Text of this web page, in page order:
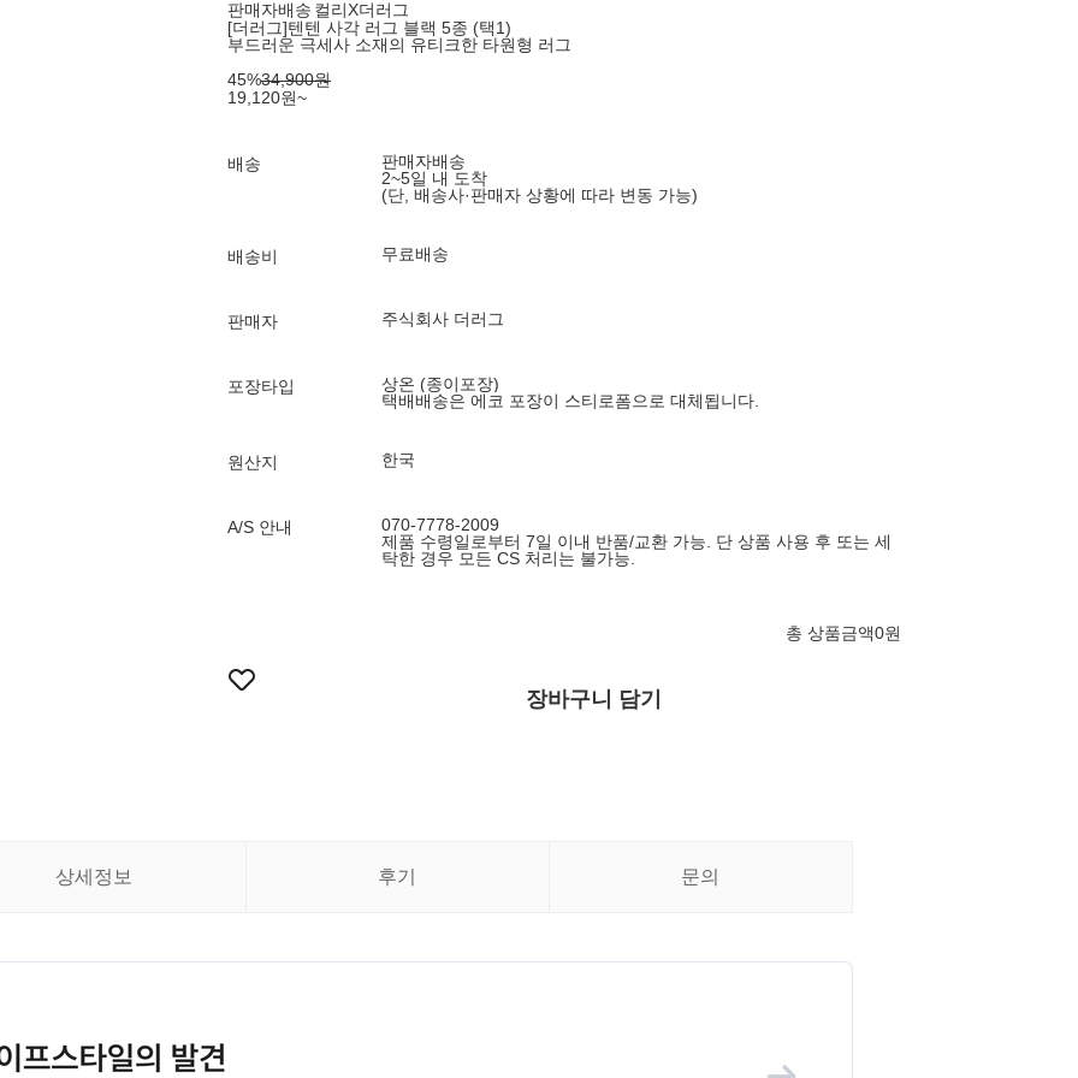
판매자배송 컬리X더러그
[더러그]텐텐 사각 러그 블랙 5종 (택1)
부드러운 극세사 소재의 유티크한 타원형 러그
45%34,900원
19,120원~
배송
판매자배송
2~5일 내 도착
(단, 배송사·판매자 상황에 따라 변동 가능)
배송비 무료배송
판매자 주식회사 더러그
포장타입
상온 (종이포장)
택배배송은 에코 포장이 스티로폼으로 대체됩니다.
원산지 한국
A/S 안내
070-7778-2009
제품 수령일로부터 7일 이내 반품/교환 가능. 단 상품 사용 후 또는 세
탁한 경우 모든 CS 처리는 불가능.
총 상품금액0원
장바구니 담기
상세정보 후기 문의